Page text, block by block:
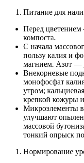
Питание для
Перед
компоста.
С начала
пользу калия и
магнием. Азот —
Внекорневые
монофосфат
утром;
крепкой кожуры
Микроэлементы
улучшают
массовой
тонкий опрыск
Нормирование